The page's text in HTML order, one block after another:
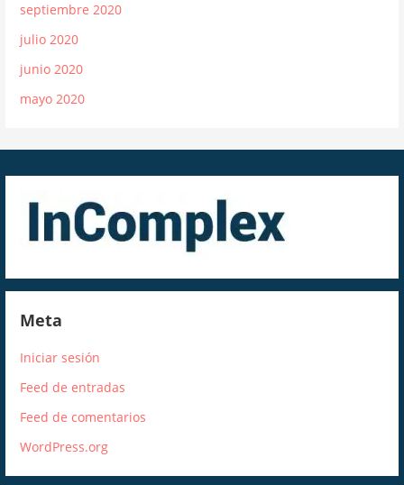
septiembre 2020
julio 2020
junio 2020
mayo 2020
Meta
Iniciar sesión
Feed de entradas
Feed de comentarios
WordPress.org